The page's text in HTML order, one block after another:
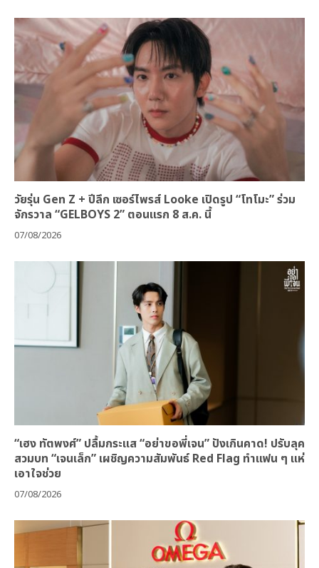
วัยรุ่น Gen Z + ปีลึก เซอร์ไพรส์ Looke เปิดรูป “โทโมะ” ร่วม
จักรวาล “GELBOYS 2” ตอนแรก 8 ส.ค. นี้
07/08/2026
“เฮง ทัตพงศ์” ปลื้มกระแส “อย่าขอพี่เจน” ปังเกินคาด! ปรับลุค
สวมบท “เจนเล็ก” เผชิญความสัมพันธ์ Red Flag ทำแฟน ๆ แห่
เอาใจช่วย
07/08/2026